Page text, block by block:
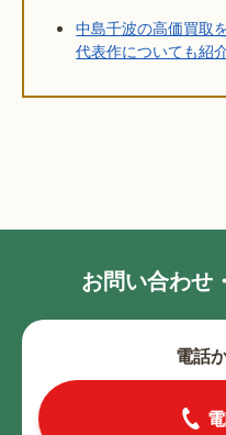
中島千波の高価買取
代表作についても紹
お問い合わせ
電話